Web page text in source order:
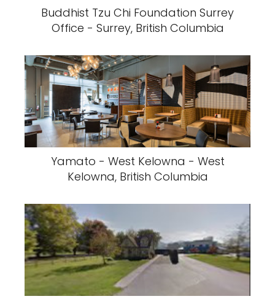
Buddhist Tzu Chi Foundation Surrey
Office - Surrey, British Columbia
Yamato - West Kelowna - West
Kelowna, British Columbia